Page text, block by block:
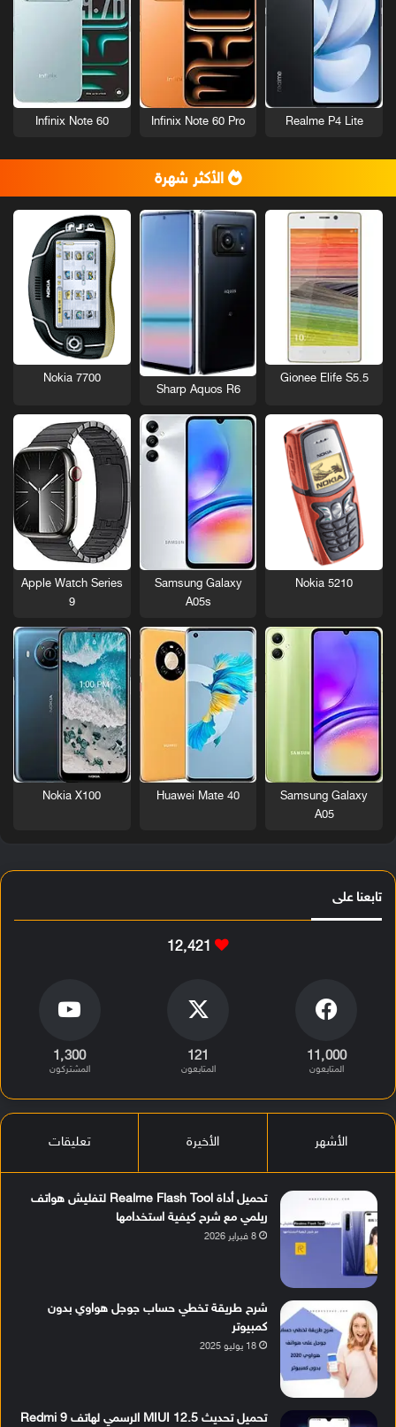
Realme P4 Lite
Infinix Note 60 Pro
Infinix Note 60
الأكثر شهرة
Gionee Elife S5.5
Sharp Aquos R6
Nokia 7700
Nokia 5210
Samsung Galaxy
A05s
Apple Watch Series
9
Samsung Galaxy
A05
Huawei Mate 40
Nokia X100
تابعنا على
12٬421
11٬000
المتابعون
121
المتابعون
1٬300
المشتركون
الأشهر الأخيرة تعليقات
تحميل أداة Realme Flash Tool لتفليش هواتف
ريلمي مع شرح كيفية استخدامها
8 فبراير 2026
شرح طريقة تخطي حساب جوجل هواوي بدون
كمبيوتر
18 يوليو 2025
تحميل تحديث MIUI 12.5 الرسمي لهاتف Redmi 9